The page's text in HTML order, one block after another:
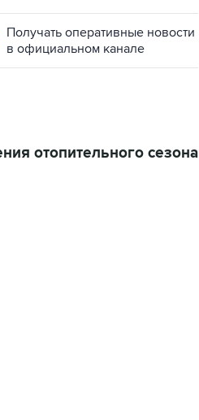
Получать оперативные новости
в официальном канале
отопительного сезона